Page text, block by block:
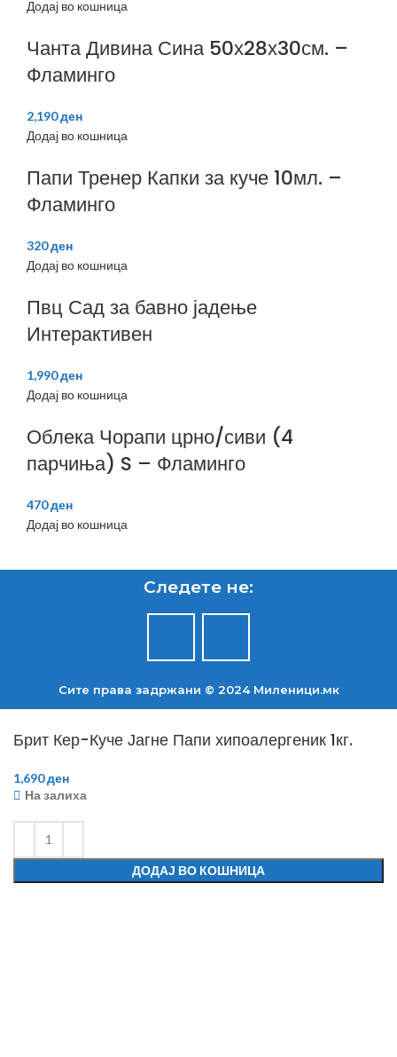
Додај во кошница
Чанта Дивина Сина 50х28х30см. –
Фламинго
2,190ден
Додај во кошница
Папи Тренер Капки за куче 10мл. –
Фламинго
320ден
Додај во кошница
Пвц Сад за бавно јадење
Интерактивен
1,990ден
Додај во кошница
Облека Чорапи црно/сиви (4
парчиња) S – Фламинго
470ден
Додај во кошница
Следете не:
Сите права задржани © 2024 Mиленици.мк
Брит Кер-Куче Јагне Папи хипоалергеник 1кг.
1,690ден
На залиха
ДОДАЈ ВО КОШНИЦА